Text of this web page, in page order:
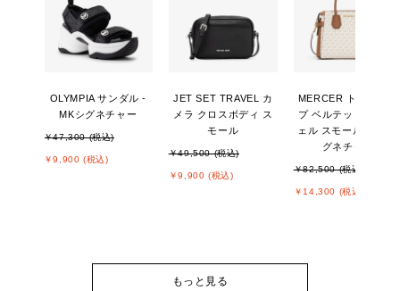
OLYMPIA サンダル -
MKシグネチャー
￥47,300 (税込)
￥9,900 (税込)
JET SET TRAVEL カ
メラ クロスボディ ス
モール
￥49,500 (税込)
￥9,900 (税込)
MERCER トップジッ
プ ベルテッド サッチ
ェル スモール - MKシ
グネチャー
￥82,500 (税込)
￥14,300 (税込)
もっと見る